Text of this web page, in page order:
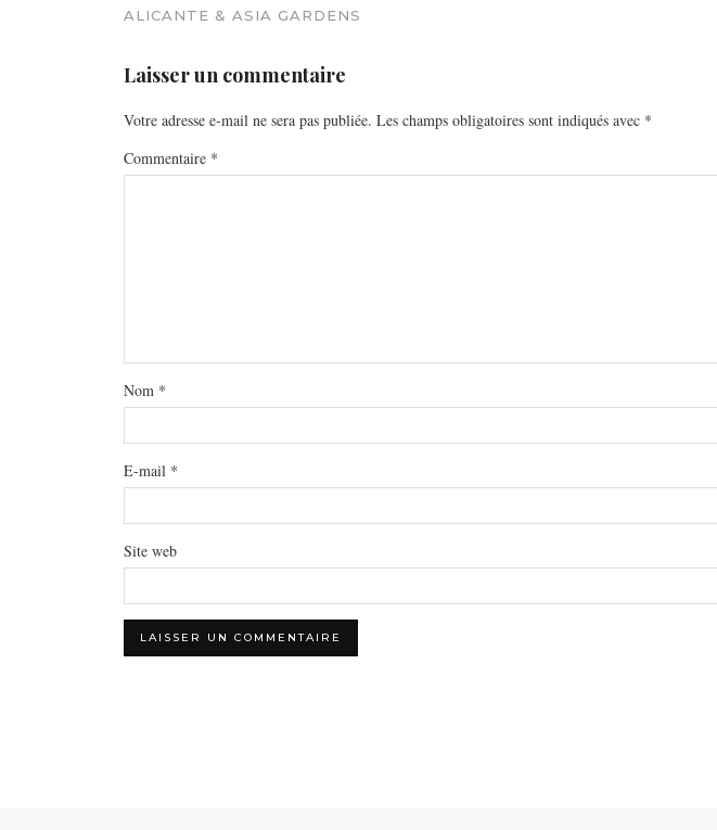
ALICANTE & ASIA GARDENS
Laisser un commentaire
Votre adresse e-mail ne sera pas publiée. Les champs obligatoires sont indiqués avec *
Commentaire *
Nom *
E-mail *
Site web